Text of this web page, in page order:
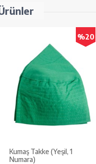
%20
Kumaş Takke (Yeşil, 1
Numara)